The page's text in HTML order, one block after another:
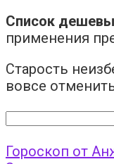
Список
применения
Старость
вовсе
Поиск:
Гороскоп от